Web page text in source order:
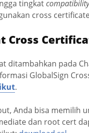
tingkat
cross certificate
Cross
ditambahkan pada
GlobalSign
.
Anda bisa memilih
dan root cert